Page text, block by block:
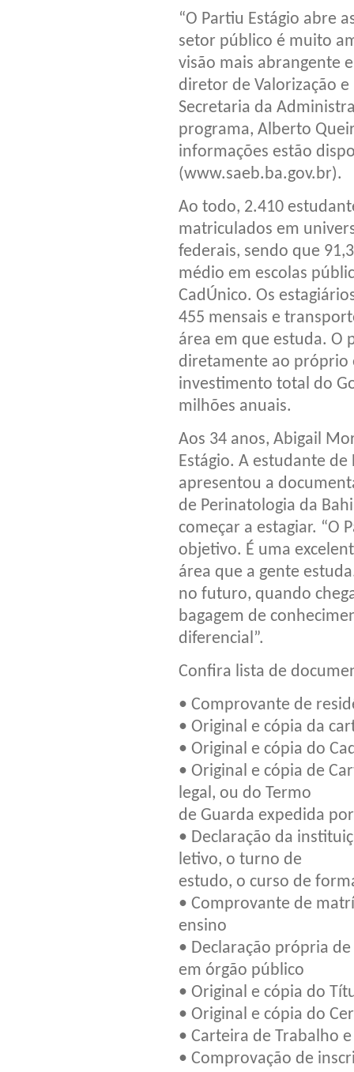
“O Partiu Estágio abre
setor público é muito
visão mais abrangente
diretor de Valorização
Secretaria da
programa, Alberto
informações estão
(www.saeb.ba.gov.br).
Ao todo, 2.410
matriculados em
federais, sendo que
médio em escolas
CadÚnico. Os
455 mensais e
área em que estuda. O
diretamente ao próprio
investimento total do
milhões anuais.
Aos 34 anos, Abigail
Estágio. A estudante
apresentou a
de Perinatologia da
começar a estagiar. “O
objetivo. É uma
área que a gente
no futuro, quando
bagagem de
diferencial”.
Confira lista de
• Comprovante de
• Original e cópia da
• Original e cópia do
• Original e cópia de
legal, ou do Termo
de Guarda expedida
• Declaração da
letivo, o turno de
estudo, o curso de
• Comprovante de
ensino
• Declaração própria
em órgão público
• Original e cópia do
• Original e cópia do
• Carteira de Trabalho e
• Comprovação de